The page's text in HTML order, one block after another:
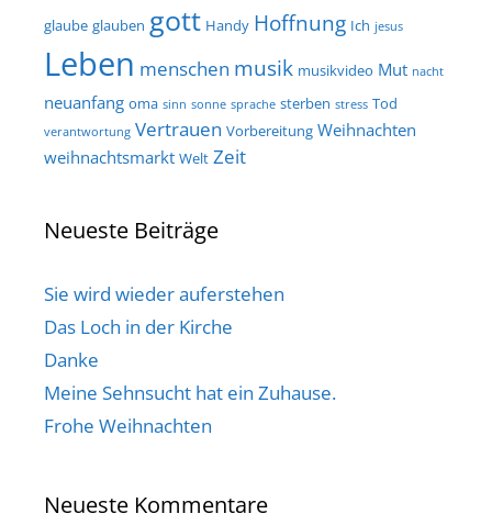
glaube glauben gott Handy Hoffnung Ich jesus
Leben menschen musik musikvideo Mut nacht
neuanfang oma sinn sonne sprache sterben stress Tod
verantwortung Vertrauen Vorbereitung Weihnachten
weihnachtsmarkt Welt Zeit
Neueste Beiträge
Sie wird wieder auferstehen
Das Loch in der Kirche
Danke
Meine Sehnsucht hat ein Zuhause.
Frohe Weihnachten
Neueste Kommentare